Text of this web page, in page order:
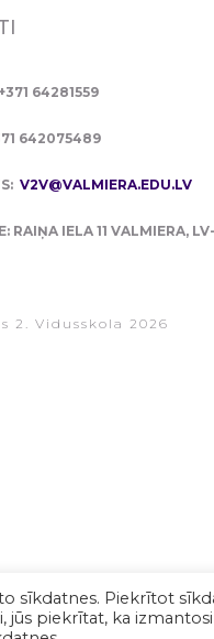
64281559
642075489
V2V@VALMIERA.EDU.LV
RAIŅA IELA 11 VALMIERA,
2. Vidusskola 2026
sīkdatnes. Piekrītot
piekrītat, ka